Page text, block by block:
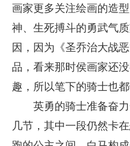
画家更多关注绘画的造
神、生死搏斗的勇武气
因，因为《圣乔治大战
品，看来那时侯画家还
趣，所以笔下的骑士也都
英勇的骑士准备奋力
几节，其中一段仍然卡